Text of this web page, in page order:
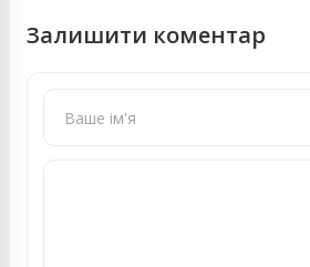
Залишити коментар